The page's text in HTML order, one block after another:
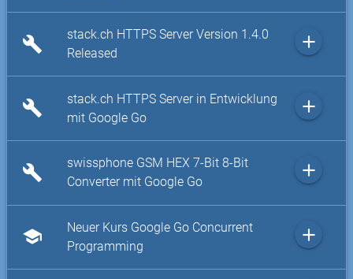
build
stack.ch HTTPS Server Version 1.4.0
Released
add
build
stack.ch HTTPS Server in Entwicklung
mit Google Go
add
build
swissphone GSM HEX 7-Bit 8-Bit
Converter mit Google Go
add
school
Neuer Kurs Google Go Concurrent
Programming
add